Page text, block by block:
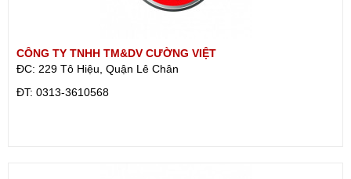
CÔNG TY TNHH TM&DV CƯỜNG VIỆT
ĐC: 229 Tô Hiệu, Quận Lê Chân
ÐT: 0313-3610568